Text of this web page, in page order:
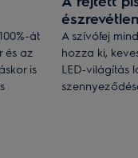
át
és az
is
A szívófej
hozza ki,
LED‑világítás